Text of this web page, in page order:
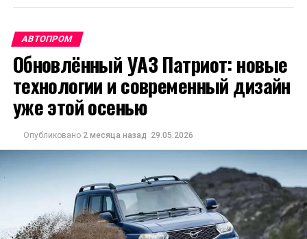
АВТОПРОМ
Обновлённый УАЗ Патриот: новые
технологии и современный дизайн
уже этой осенью
Опубликовано 2 месяца назад 29.05.2026